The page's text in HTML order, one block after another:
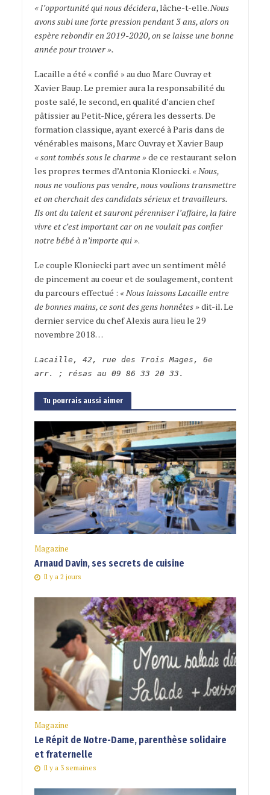
« l’opportunité qui nous décidera, lâche-t-elle.Nous
avons subi une forte pression pendant 3 ans, alors on
espère rebondir en 2019-2020, on se laisse une bonne
année pour trouver ».
Lacaille a été « confié » au duo Marc Ouvray et
Xavier Baup. Le premier aura la responsabilité du
poste salé, le second, en qualité d’ancien chef
pâtissier au Petit-Nice, gérera les desserts. De
formation classique, ayant exercé à Paris dans de
vénérables maisons, Marc Ouvray et Xavier Baup
« sont tombés sous le charme »de ce restaurant selon
les propres termes d’Antonia Kloniecki. « Nous,
nous ne voulions pas vendre, nous voulions transmettre
et on cherchait des candidats sérieux et travailleurs.
Ils ont du talent et sauront pérenniser l’affaire, la faire
vivre et c’est important car on ne voulait pas confier
notre bébé à n’importe qui ».
Le couple Kloniecki part avec un sentiment mêlé
de pincement au coeur et de soulagement, content
du parcours effectué : « Nous laissons Lacaille entre
de bonnes mains, ce sont des gens honnêtes »dit-il. Le
dernier service du chef Alexis aura lieu le 29
novembre 2018…
Lacaille, 42, rue des Trois Mages, 6e
arr. ; résas au 09 86 33 20 33.
Tu pourrais aussi aimer
Magazine
Arnaud Davin, ses secrets de cuisine
Il y a 2 jours
Magazine
Le Répit de Notre-Dame, parenthèse solidaire
et fraternelle
Il y a 3 semaines